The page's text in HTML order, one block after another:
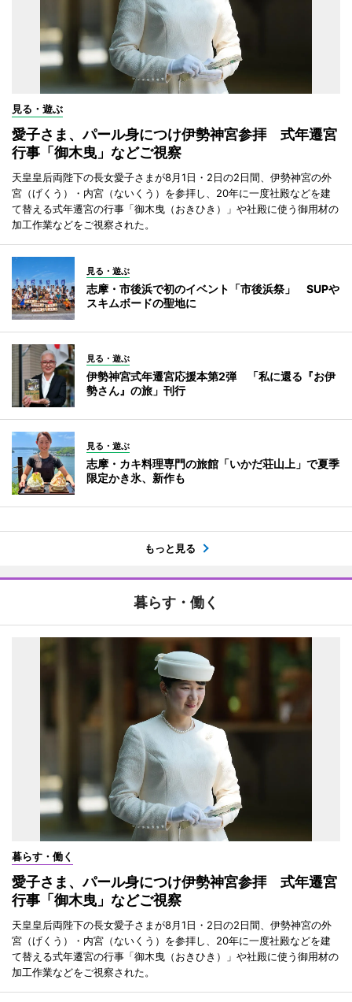
見る・遊ぶ
愛子さま、パール身につけ伊勢神宮参拝 式年遷宮
行事「御木曳」などご視察
天皇皇后両陛下の長女愛子さまが8月1日・2日の2日間、伊勢神宮の外
宮（げくう）・内宮（ないくう）を参拝し、20年に一度社殿などを建
て替える式年遷宮の行事「御木曳（おきひき）」や社殿に使う御用材の
加工作業などをご視察された。
見る・遊ぶ
志摩・市後浜で初のイベント「市後浜祭」 SUPや
スキムボードの聖地に
見る・遊ぶ
伊勢神宮式年遷宮応援本第2弾 「私に還る『お伊
勢さん』の旅」刊行
見る・遊ぶ
志摩・カキ料理専門の旅館「いかだ荘山上」で夏季
限定かき氷、新作も
もっと見る
暮らす・働く
暮らす・働く
愛子さま、パール身につけ伊勢神宮参拝 式年遷宮
行事「御木曳」などご視察
天皇皇后両陛下の長女愛子さまが8月1日・2日の2日間、伊勢神宮の外
宮（げくう）・内宮（ないくう）を参拝し、20年に一度社殿などを建
て替える式年遷宮の行事「御木曳（おきひき）」や社殿に使う御用材の
加工作業などをご視察された。